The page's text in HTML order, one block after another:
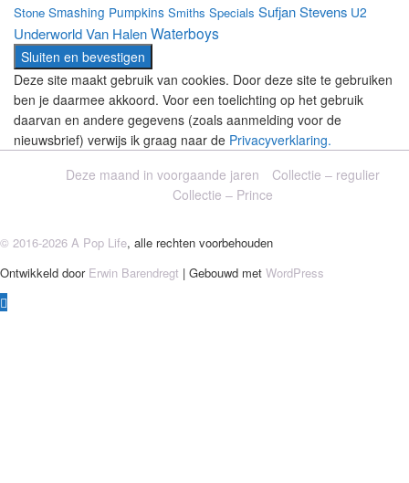
Stone Smashing Pumpkins Smiths Specials Sufjan Stevens U2
UnderworldVan HalenWaterboys
Deze site maakt gebruik van cookies. Door deze site te gebruiken
ben je daarmee akkoord. Voor een toelichting op het gebruik
daarvan en andere gegevens (zoals aanmelding voor de
nieuwsbrief) verwijs ik graag naar de Privacyverklaring.
Deze maand in voorgaande jaren
Collectie – regulier
Collectie – Prince
© 2016-2026 A Pop Life, alle rechten voorbehouden
Ontwikkeld door Erwin Barendregt | Gebouwd met WordPress